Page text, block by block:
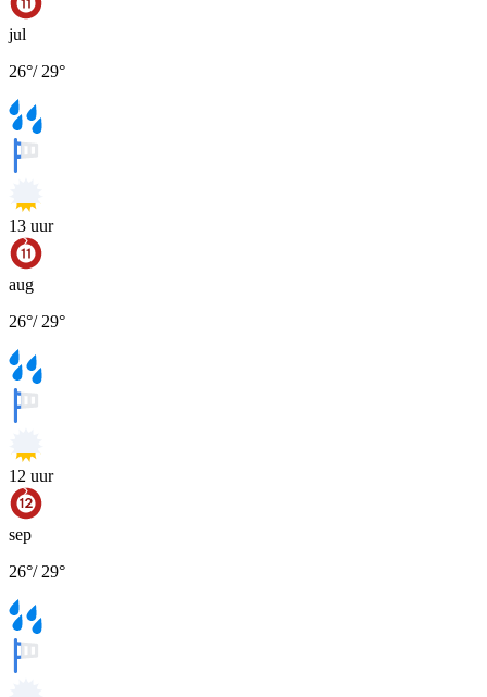
jul
26°/ 29°
13 uur
aug
26°/ 29°
12 uur
sep
26°/ 29°